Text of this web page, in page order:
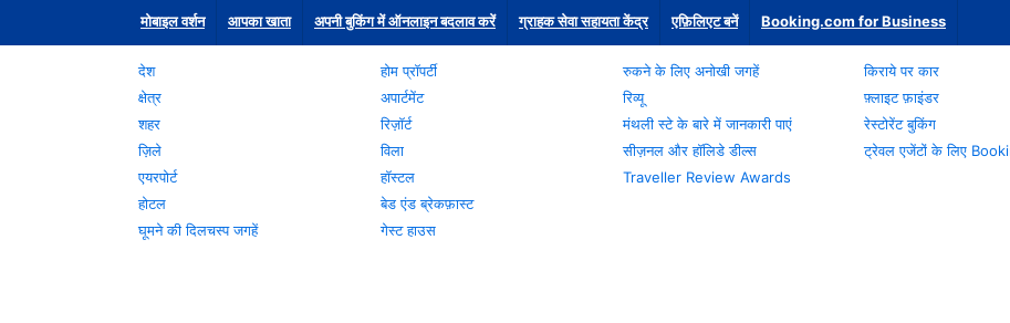
मोबाइल वर्शन आपका खाता अपनी बुकिंग में ऑनलाइन बदलाव करें ग्राहक सेवा सहायता केंद्र एफ़िलिएट बनें Booking.com for Business
देश
क्षेत्र
शहर
ज़िले
एयरपोर्ट
होटल
घूमने की दिलचस्प जगहें
होम प्रॉपर्टी
अपार्टमेंट
रिज़ॉर्ट
विला
हॉस्टल
बेड एंड ब्रेकफ़ास्ट
गेस्ट हाउस
रुकने के लिए अनोखी जगहें
रिव्यू
मंथली स्टे के बारे में जानकारी पाएं
सीज़नल और हॉलिडे डील्स
Traveller Review Awards
किराये पर कार
फ़्लाइट फ़ाइंडर
रेस्टोरेंट बुकिंग
ट्रेवल एजेंटों के लिए